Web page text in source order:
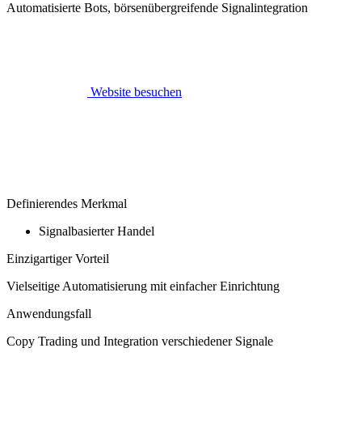
Automatisierte Bots, börsenübergreifende Signalintegration
Website besuchen
Definierendes Merkmal
Signalbasierter Handel
Einzigartiger Vorteil
Vielseitige Automatisierung mit einfacher Einrichtung
Anwendungsfall
Copy Trading und Integration verschiedener Signale